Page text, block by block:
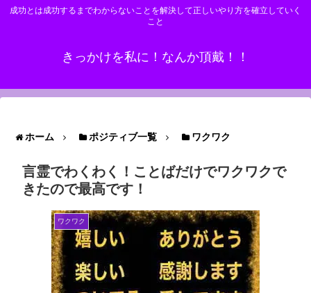
成功とは成功するまでわからないことを解決して正しいやり方を確立していく
こと
きっかけを私に！なんか頂戴！！
ホーム ポジティブ一覧 ワクワク
言霊でわくわく！ことばだけでワクワクで
きたので最高です！
ワクワク